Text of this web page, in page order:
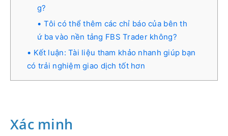
g?
Tôi có thể thêm các chỉ báo của bên th
ứ ba vào nền tảng FBS Trader không?
Kết luận: Tài liệu tham khảo nhanh giúp bạn
có trải nghiệm giao dịch tốt hơn
Xác minh